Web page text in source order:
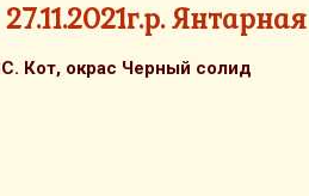
Кот, окрас Черный солид